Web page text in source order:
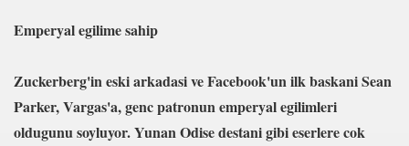
Emperyal egilime sahip
Zuckerberg'in eski arkadasi ve Facebook'un ilk baskani Sean
Parker, Vargas'a, genc patronun emperyal egilimleri
oldugunu soyluyor. Yunan Odise destani gibi eserlere cok
Berabere Kaldı
Aday Adayı Oldu